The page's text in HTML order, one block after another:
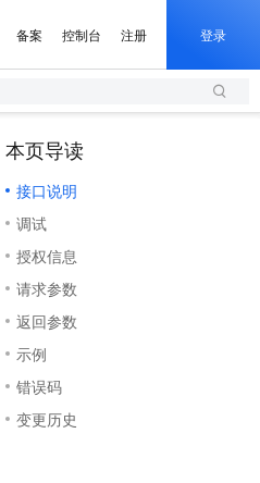
备案 控制台 注册 登录
本页导读
接口说明
调试
授权信息
请求参数
返回参数
示例
错误码
变更历史
语音识别与合成
TTS-Flash
用服务器
书管理服务（原SSL证书）
站HTTPS，呈现可信的WEB访问
务
开发治理平台 DataWorks
生成原生可编辑精美 PPT 文稿
句话想法, 轻松生成专业的 PPT
署幻兽帕鲁游戏服务器
买专属联机服务器，轻松开启游戏
坊：一站式动画创作平台
产连贯的高质量长漫剧
搭建微信、支付宝小程序
署网站，快速应用到小程序
力先锋
践拓展 AI 生产力的边界
布时刻
即是所愿
营
到进阶，Agent 创客手把手教你
加速
阿里云 OPC 创新助力计划
Token 补贴，五大权
益加速 OPC 成功
务
册
移
务
伴合作计划
服务伙伴赋能合作
用分合作计划
支持
伴培训与认证
作伙伴
作伙伴管理后台
社区
反馈
议
诉
们
聘